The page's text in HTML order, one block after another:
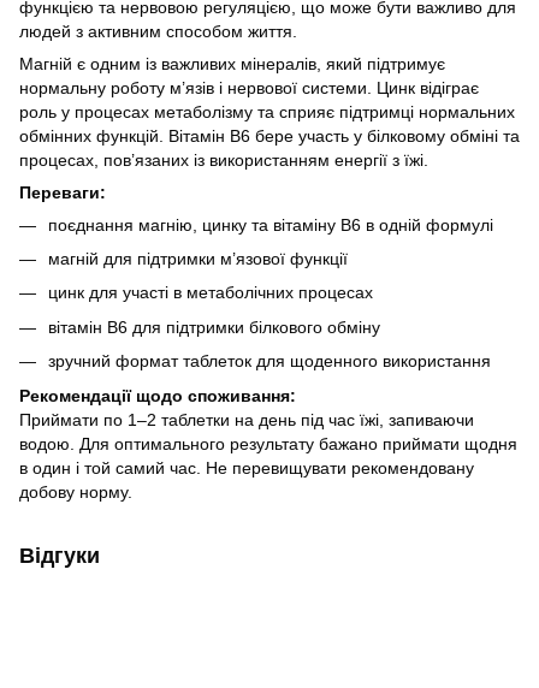
функцією та нервовою регуляцією, що може бути важливо для
людей з активним способом життя.
Магній є одним із важливих мінералів, який підтримує
нормальну роботу м’язів і нервової системи. Цинк відіграє
роль у процесах метаболізму та сприяє підтримці нормальних
обмінних функцій. Вітамін B6 бере участь у білковому обміні та
процесах, пов’язаних із використанням енергії з їжі.
Переваги:
поєднання магнію, цинку та вітаміну B6 в одній формулі
магній для підтримки м’язової функції
цинк для участі в метаболічних процесах
вітамін B6 для підтримки білкового обміну
зручний формат таблеток для щоденного використання
Рекомендації щодо споживання:
Приймати по 1–2 таблетки на день під час їжі, запиваючи
водою. Для оптимального результату бажано приймати щодня
в один і той самий час. Не перевищувати рекомендовану
добову норму.
Відгуки